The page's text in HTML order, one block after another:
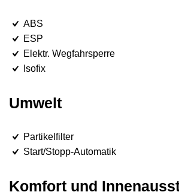
ABS
ESP
Elektr. Wegfahrsperre
Isofix
Umwelt
Partikelfilter
Start/Stopp-Automatik
Komfort und